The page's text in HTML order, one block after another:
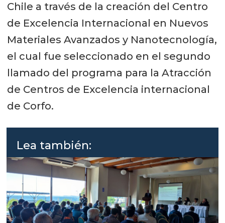
Chile a través de la creación del Centro
de Excelencia Internacional en Nuevos
Materiales Avanzados y Nanotecnología,
el cual fue seleccionado en el segundo
llamado del programa para la Atracción
de Centros de Excelencia internacional
de Corfo.
Lea también: